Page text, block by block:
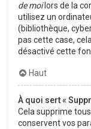
de moilors de la
utilisez un
(bibliothèque,
pas cette case,
désactivé cette
Haut
À quoi sert «
Cela supprime
conservent vos